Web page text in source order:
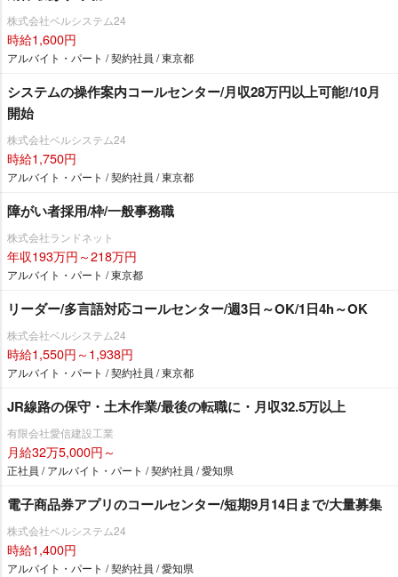
株式会社ベルシステム24
時給1,600円
アルバイト・パート / 契約社員 / 東京都
システムの操作案内コールセンター/月収28万円以上可能!/10月
開始
株式会社ベルシステム24
時給1,750円
アルバイト・パート / 契約社員 / 東京都
障がい者採用/枠/一般事務職
株式会社ランドネット
年収193万円～218万円
アルバイト・パート / 東京都
リーダー/多言語対応コールセンター/週3日～OK/1日4h～OK
株式会社ベルシステム24
時給1,550円～1,938円
アルバイト・パート / 契約社員 / 東京都
JR線路の保守・土木作業/最後の転職に・月収32.5万以上
有限会社愛信建設工業
月給32万5,000円～
正社員 / アルバイト・パート / 契約社員 / 愛知県
電子商品券アプリのコールセンター/短期9月14日まで/大量募集
株式会社ベルシステム24
時給1,400円
アルバイト・パート / 契約社員 / 愛知県